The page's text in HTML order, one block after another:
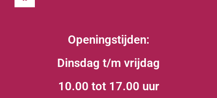
Openingstijden:
Dinsdag t/m vrijdag
10.00 tot 17.00 uur